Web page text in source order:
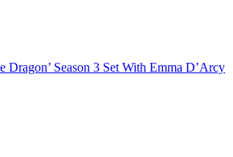
Dragon’ Season 3 Set With Emma D’Arcy